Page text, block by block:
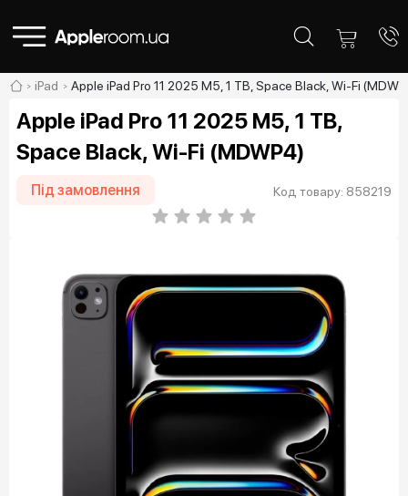
iPad Apple iPad Pro 11 2025 M5, 1 TB, Space Black, Wi-Fi
Apple iPad Pro 11 2025 M5, 1 TB,
Space Black, Wi-Fi (MDWP4)
Під замовлення Код товару: 858219